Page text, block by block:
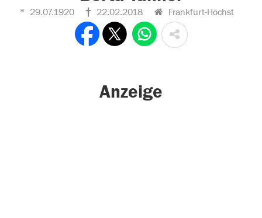
29.07.1920 22.02.2018 Frankfurt-Höchst
Anzeige